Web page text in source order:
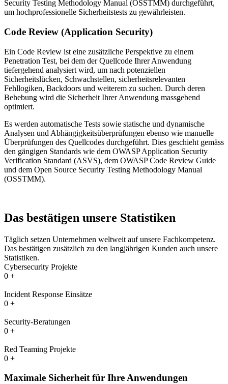
Security Testing Methodology Manual (OSSTMM) durchgeführt,
um hochprofessionelle Sicherheitstests zu gewährleisten.
Code Review (Application Security)
Ein Code Review ist eine zusätzliche Perspektive zu einem
Penetration Test, bei dem der Quellcode Ihrer Anwendung
tiefergehend analysiert wird, um nach potenziellen
Sicherheitslücken, Schwachstellen, sicherheitsrelevanten
Fehllogiken, Backdoors und weiterem zu suchen. Durch deren
Behebung wird die Sicherheit Ihrer Anwendung massgebend
optimiert.
Es werden automatische Tests sowie statische und dynamische
Analysen und Abhängigkeitsüberprüfungen ebenso wie manuelle
Überprüfungen des Quellcodes durchgeführt. Dies geschieht gemäss
den gängigen Standards wie dem OWASP Application Security
Verification Standard (ASVS), dem OWASP Code Review Guide
und dem Open Source Security Testing Methodology Manual
(OSSTMM).
Das bestätigen unsere Statistiken
Täglich setzen Unternehmen weltweit auf unsere Fachkompetenz.
Das bestätigen zusätzlich zu den langjährigen Kunden auch unsere
Statistiken.
Cybersecurity Projekte
0 +
Incident Response Einsätze
0 +
Security-Beratungen
0 +
Red Teaming Projekte
0 +
Maximale Sicherheit für Ihre Anwendungen